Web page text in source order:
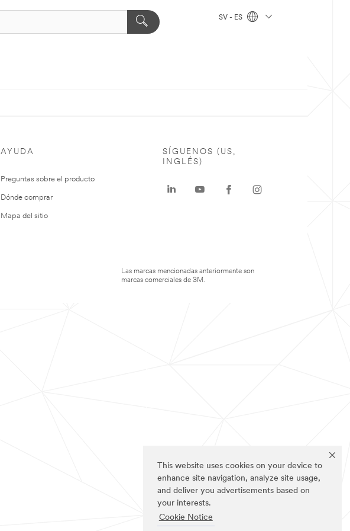
This website uses cookies on your device to
enhance site navigation, analyze site usage,
and deliver you advertisements based on
your interests.
Cookie Notice
SV - ES
AYUDA
Preguntas sobre el producto
Dónde comprar
Mapa del sitio
SÍGUENOS (US,
INGLÉS)
Las marcas mencionadas anteriormente son
marcas comerciales de 3M.